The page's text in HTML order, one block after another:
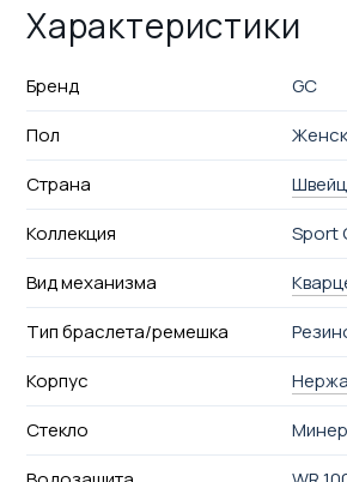
Характеристики
Бренд
GC
Пол
Страна
Коллекция
Sport
Вид механизма
Тип браслета/ремешка
Корпус
Стекло